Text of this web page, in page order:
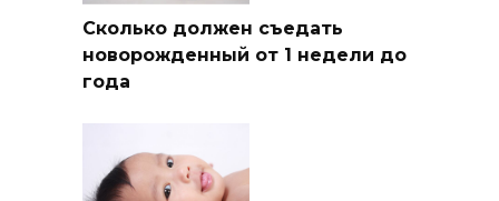
Сколько должен съедать
новорожденный от 1 недели до
года